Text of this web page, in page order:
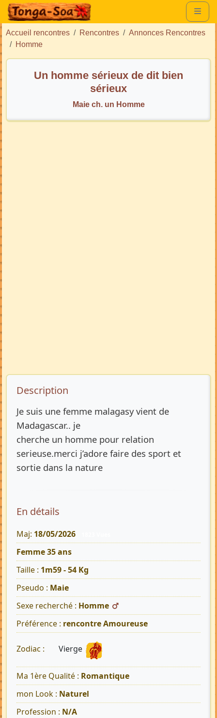
Accueil rencontres Rencontres
Annonces Rencontres
Homme
Un homme sérieux de dit bien
sérieux
Maie ch. un Homme
Description de l’annonce
Description
Je suis une femme malagasy vient de
Madagascar.. je
cherche un homme pour relation
serieuse.merci j’adore faire des sport et
sortie dans la nature
En détails
Maj: 18/05/2026
Femme 35 ans
Taille : 1m59 - 54 Kg
Pseudo : Maie
Sexe recherché : Homme
Préférence : rencontre Amoureuse
Zodiac : Vierge
Ma 1ère Qualité : Romantique
mon Look : Naturel
Profession : N/A